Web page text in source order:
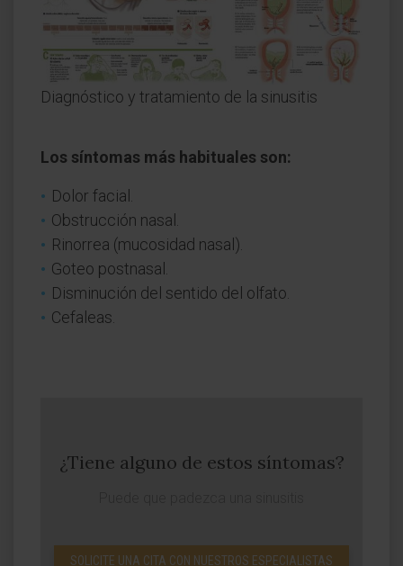
Diagnóstico y tratamiento de la sinusitis
Los síntomas más habituales son:
Dolor facial.
Obstrucción nasal.
Rinorrea (mucosidad nasal).
Goteo postnasal.
Disminución del sentido del olfato.
Cefaleas.
¿Tiene alguno de estos síntomas?
SOLICITE UNA CITA CON NUESTROS ESPECIALISTAS